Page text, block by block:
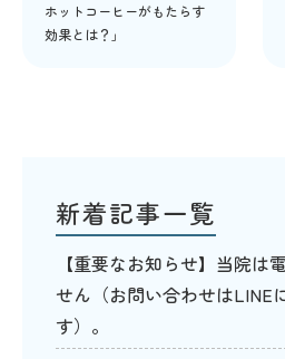
ホットコーヒーがもたらす
効果とは？」
新着記事一覧
【重要なお知らせ】当院は
せん（お問い合わせはLINE
す）。